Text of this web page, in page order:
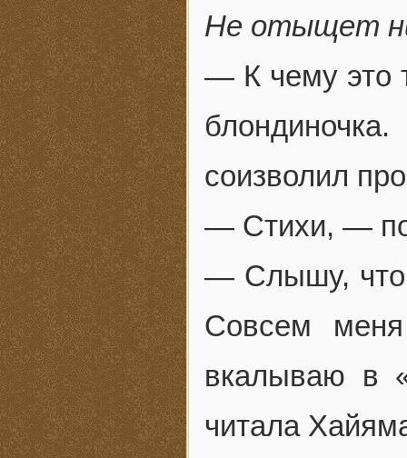
Не отыщет
— К чему это
соизволил
— Стихи, —
— Слышу, что
Совсем
вкалываю в
читала